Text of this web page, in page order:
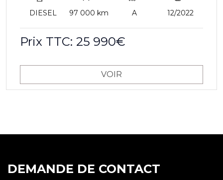
DIESEL 97 000 km A 12/2022
Prix TTC: 25 990€
VOIR
DEMANDE DE CONTACT